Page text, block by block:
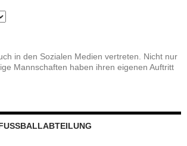
in den Sozialen Medien vertreten. Nicht nur
Mannschaften haben ihren eigenen Auftritt